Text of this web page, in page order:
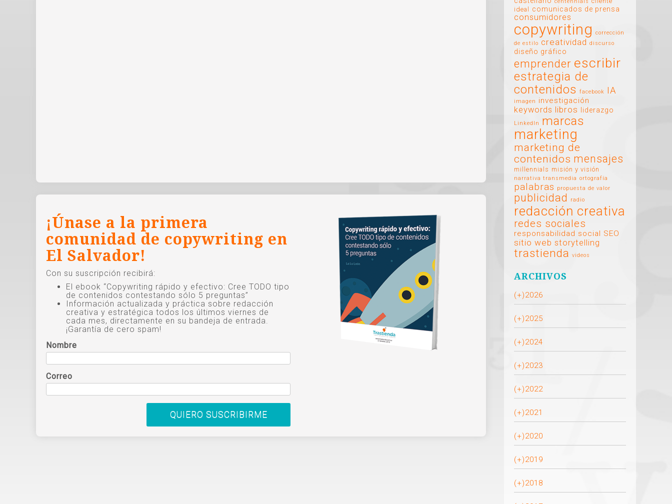
¡Únase a la primera
comunidad de copywriting en
El Salvador!
Con su suscripción recibirá:
El ebook “Copywriting rápido y efectivo: Cree TODO tipo
de contenidos contestando sólo 5 preguntas”
Información actualizada y práctica sobre redacción
creativa y estratégica todos los últimos viernes de
cada mes, directamente en su bandeja de entrada.
¡Garantía de cero spam!
Nombre
Correo
ideal
comunicados de prensa
consumidores
copywriting
corrección
de estilo creatividad discurso
diseño gráfico
emprender escribir
estrategia de
contenidos
facebook IA
imagen investigación
keywords libros liderazgo
LinkedIn marcas
marketing
marketing de
contenidos mensajes
millennials misión y visión
narrativa transmedia ortografía
palabras propuesta de valor
publicidad radio
redacción creativa
redes sociales
responsabilidad social SEO
sitio web storytelling
trastienda videos
ARCHIVOS
(+)2026
(+)2025
(+)2024
(+)2023
(+)2022
(+)2021
(+)2020
(+)2019
(+)2018